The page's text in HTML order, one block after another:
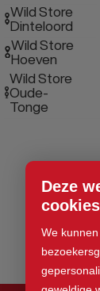
Deze
cookies
We
Wild Store
Dinteloord
Wild Store
Hoeven
Wild Store
Oude-
Tonge